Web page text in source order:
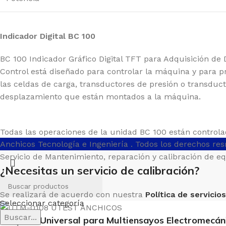
Indicador Digital BC 100
BC 100 Indicador Gráfico Digital TFT para Adquisición de
Control está diseñado para controlar la máquina y para
las celdas de carga, transductores de presión o
desplazamiento que están montados a la máquina.
Todas las operaciones de la unidad BC 100 están
panel frontal que consiste de una pantalla táctil de color
pixeles, y teclas de funcionamiento. 4 canales análogos
suministrados para las celdas de carga, traductores de
transductores de desplazamiento.
El BC 100 tiene opciones en el menú que son fáciles de
todas las opciones del menú simultáneamente,
Anchicos Tecnología e Ingeniería . Todos los derechos
Seleccionar categoría
Buscar...
Servicio de Mantenimiento, reparación y calibración de
¿Necesitas un servicio de calibración?
Se realizará de acuerdo con nuestra Política de servicios
Máquina Universal para Multiensayos